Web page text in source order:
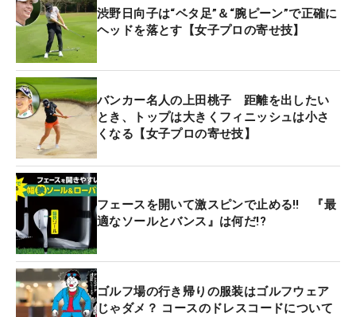
渋野日向子は“ベタ足”＆“腕ピーン”で正確に
ヘッドを落とす【女子プロの寄せ技】
バンカー名人の上田桃子 距離を出したい
とき、トップは大きくフィニッシュは小さ
くなる【女子プロの寄せ技】
フェースを開いて激スピンで止める‼ 『最
適なソールとバンス』は何だ!?
ゴルフ場の行き帰りの服装はゴルフウェア
じゃダメ？ コースのドレスコードについて